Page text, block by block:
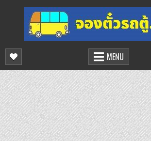
content
จองตั๋วรถตู้ออนไลน์
บริการจองตั๋วรถตู้ออนไลน์
MENU